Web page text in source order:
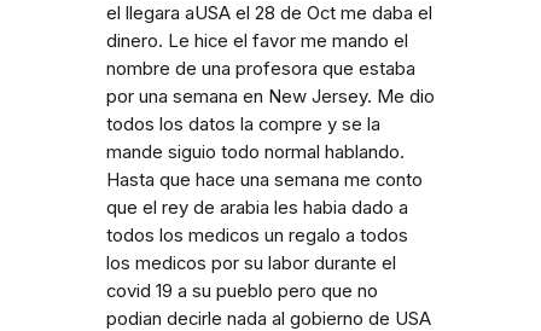
el llegara aUSA el 28 de Oct me daba el
dinero. Le hice el favor me mando el
nombre de una profesora que estaba
por una semana en New Jersey. Me dio
todos los datos la compre y se la
mande siguio todo normal hablando.
Hasta que hace una semana me conto
que el rey de arabia les habia dado a
todos los medicos un regalo a todos
los medicos por su labor durante el
covid 19 a su pueblo pero que no
podian decirle nada al gobierno de USA